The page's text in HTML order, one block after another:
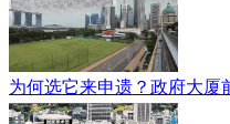
为何选它来申遗？政府大厦